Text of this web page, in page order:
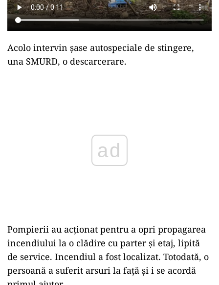
Acolo intervin şase autospeciale de stingere,
una SMURD, o descarcerare.
Pompierii au acţionat pentru a opri propagarea
incendiului la o clădire cu parter şi etaj, lipită
de service. Incendiul a fost localizat. Totodată, o
persoană a suferit arsuri la faţă şi i se acordă